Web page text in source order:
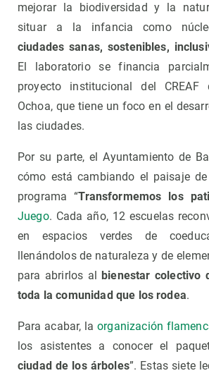
mejorar la biodiversidad y la
situar a la infancia como
ciudades sanas, sostenibles,
El laboratorio se financia
proyecto institucional del CREAF
Ochoa, que tiene un foco en el
las ciudades.
Por su parte, el Ayuntamiento de
cómo está cambiando el paisaje
programa “Transformemos los
Juego. Cada año, 12 escuelas
en espacios verdes de
llenándolos de naturaleza y de
para abrirlos al
bienestar colectivo
toda la comunidad que los rodea.
Para acabar, laorganización
los asistentes a conocer el
ciudad de los árboles”. Estas siete